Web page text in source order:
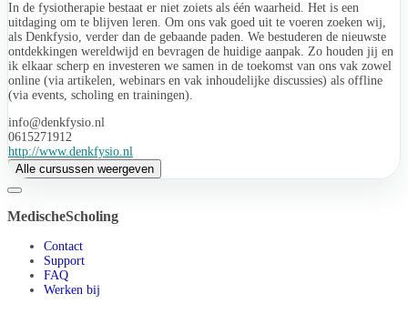
In de fysiotherapie bestaat er niet zoiets als één waarheid. Het is een
uitdaging om te blijven leren. Om ons vak goed uit te voeren zoeken wij,
als Denkfysio, verder dan de gebaande paden. We bestuderen de nieuwste
ontdekkingen wereldwijd en bevragen de huidige aanpak. Zo houden jij en
ik elkaar scherp en investeren we samen in de toekomst van ons vak zowel
online (via artikelen, webinars en vak inhoudelijke discussies) als offline
(via events, scholing en trainingen).
info@denkfysio.nl
0615271912
http://www.denkfysio.nl
Alle cursussen weergeven
MedischeScholing
Contact
Support
FAQ
Werken bij